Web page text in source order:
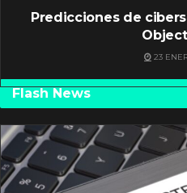
Predicciones de
23
Flash News